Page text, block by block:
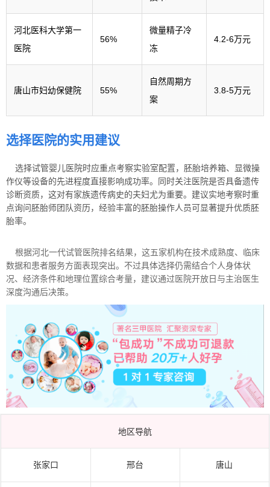
河北医科大学第一
医院
56%
微量精子冷
冻
4.2-6万元
唐山市妇幼保健院 55%
自然周期方
案
3.8-5万元
选择医院的实用建议
选择试管婴儿医院时应重点考察实验室配置，胚胎培养箱、显微操
作仪等设备的先进程度直接影响成功率。同时关注医院是否具备遗传
诊断资质，这对有家族遗传病史的夫妇尤为重要。建议实地考察时重
点询问胚胎师团队资历，经验丰富的胚胎操作人员可显著提升优质胚
胎率。
根据河北一代试管医院排名结果，这五家机构在技术成熟度、临床
数据和患者服务方面表现突出。不过具体选择仍需结合个人身体状
况、经济条件和地理位置综合考量，建议通过医院开放日与主治医生
深度沟通后决策。
地区导航
张家口 邢台 唐山